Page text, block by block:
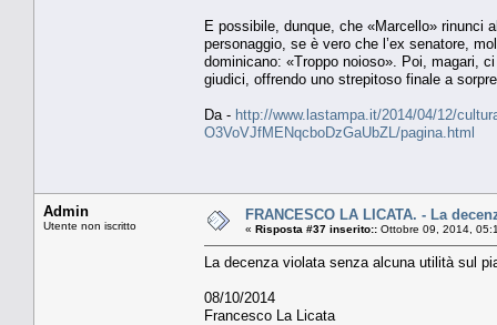
E possibile, dunque, che «Marcello» rinunci
personaggio, se è vero che l’ex senatore,
dominicano: «Troppo noioso». Poi, magari,
giudici, offrendo uno strepitoso finale a
Da - http://www.lastampa.it/2014/04/12/
O3VoVJfMENqcboDzGaUbZL/pagina.html
Admin
Utente non iscritto
FRANCESCO LA LICATA. - La
« Risposta #37 inserito:: Ottobre 09, 2014,
La decenza violata senza alcuna utilità sul
08/10/2014
Francesco La Licata